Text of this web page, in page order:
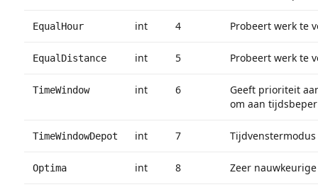
EqualHour int 4 Probeert werk te
EqualDistance int 5 Probeert werk te
TimeWindow int 6
Geeft prioriteit
om aan
TimeWindowDepot int 7
Optima int 8 Zeer